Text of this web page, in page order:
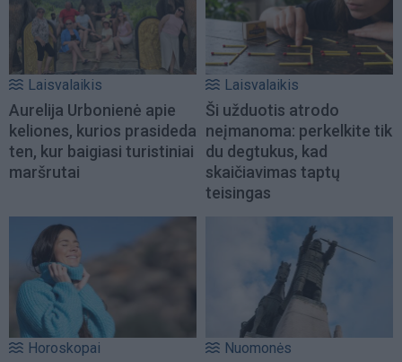
Laisvalaikis
Aurelija Urbonienė apie
keliones, kurios prasideda
ten, kur baigiasi turistiniai
maršrutai
Laisvalaikis
Ši užduotis atrodo
neįmanoma: perkelkite tik
du degtukus, kad
skaičiavimas taptų
teisingas
Horoskopai Nuomonės